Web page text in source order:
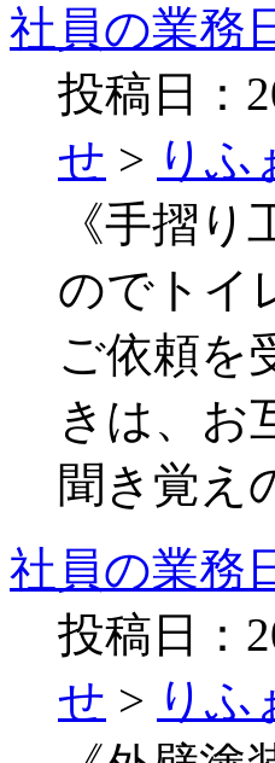
社員の業務
投稿日：
せ > りふ
《手摺
のでトイ
ご依頼を
きは、お
聞き覚え
社員の業務
投稿日：
せ > りふ